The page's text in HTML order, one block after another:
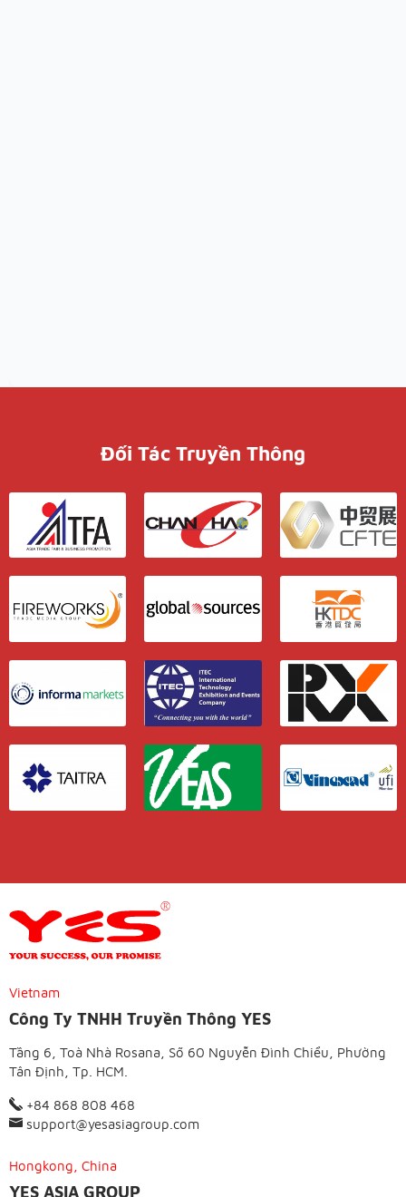
Đối Tác Truyền Thông
Vietnam
Công Ty TNHH Truyền Thông YES
Tầng 6, Toà Nhà Rosana, Số 60 Nguyễn Đình Chiểu, Phường
Tân Định, Tp. HCM.
+84 868 808 468
support@yesasiagroup.com
Hongkong, China
YES ASIA GROUP